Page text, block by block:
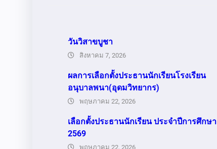
วันวิสาขบูชา
สิงหาคม 7, 2026
ผลการเลือกตั้งประธานนักเรียนโรงเรียน
อนุบาลพนา(อุดมวิทยากร)
พฤษภาคม 22, 2026
เลือกตั้งประธานนักเรียน ประจำปีการศึกษา
2569
พฤษภาคม 22, 2026